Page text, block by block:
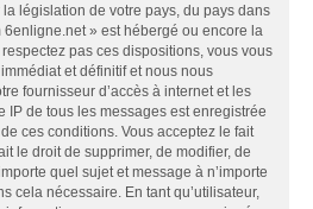
législation de votre pays, du pays dans
» est hébergé ou encore la
pas ces dispositions, vous vous
et définitif et nous nous
fournisseur d’accès à internet et les
IP de tous les messages est enregistrée
ces conditions. Vous acceptez le fait
le droit de supprimer, de modifier, de
quel sujet et message à n’importe
cela nécessaire. En tant qu’utilisateur,